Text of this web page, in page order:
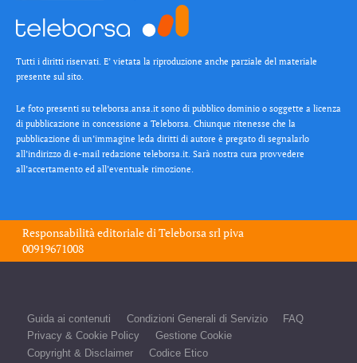
Tutti i diritti riservati. E’ vietata la riproduzione anche parziale del materiale
presente sul sito.
Le foto presenti su teleborsa.ansa.it sono di pubblico dominio o soggette a licenza
di pubblicazione in concessione a Teleborsa. Chiunque ritenesse che la
pubblicazione di un’immagine leda diritti di autore è pregato di segnalarlo
all’indirizzo di e-mail redazione teleborsa.it. Sarà nostra cura provvedere
all’accertamento ed all’eventuale rimozione.
Responsabilità editoriale diTeleborsa srl piva
00919671008
Guida ai contenuti Condizioni Generali di Servizio
FAQ
Privacy & Cookie Policy
Gestione Cookie
Copyright & Disclaimer
Codice Etico